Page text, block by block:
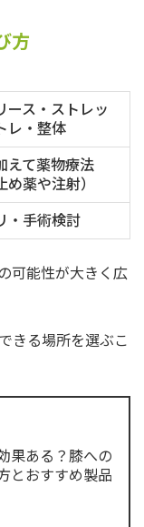
方
ース・ストレッ
レ・整体
えて薬物療法
め薬や注射）
・手術検討
可能性が大きく広
きる場所を選ぶこ
果ある？膝への
とおすすめ製品